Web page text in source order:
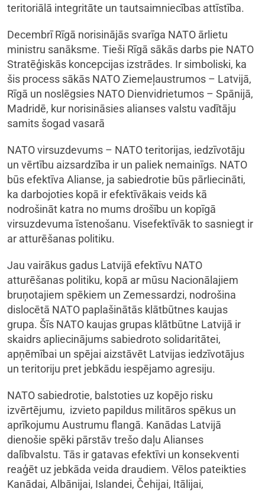
teritoriālā integritāte un tautsaimniecības attīstība.
Decembrī Rīgā norisinājās svarīga NATO ārlietu
ministru sanāksme. Tieši Rīgā sākās darbs pie NATO
Stratēģiskās koncepcijas izstrādes. Ir simboliski, ka
šis process sākās NATO Ziemeļaustrumos – Latvijā,
Rīgā un noslēgsies NATO Dienvidrietumos – Spānijā,
Madridē, kur norisināsies alianses valstu vadītāju
samits šogad vasarā
NATO virsuzdevums – NATO teritorijas, iedzīvotāju
un vērtību aizsardzība ir un paliek nemainīgs. NATO
būs efektīva Alianse, ja sabiedrotie būs pārliecināti,
ka darbojoties kopā ir efektīvākais veids kā
nodrošināt katra no mums drošību un kopīgā
virsuzdevuma īstenošanu. Visefektīvāk to sasniegt ir
ar atturēšanas politiku.
Jau vairākus gadus Latvijā efektīvu NATO
atturēšanas politiku, kopā ar mūsu Nacionālajiem
bruņotajiem spēkiem un Zemessardzi, nodrošina
dislocētā NATO paplašinātās klātbūtnes kaujas
grupa. Šīs NATO kaujas grupas klātbūtne Latvijā ir
skaidrs apliecinājums sabiedroto solidaritātei,
apņēmībai un spējai aizstāvēt Latvijas iedzīvotājus
un teritoriju pret jebkādu iespējamo agresiju.
NATO sabiedrotie, balstoties uz kopējo risku
izvērtējumu, izvieto papildus militāros spēkus un
aprīkojumu Austrumu flangā. Kanādas Latvijā
dienošie spēki pārstāv trešo daļu Alianses
dalībvalstu. Tās ir gatavas efektīvi un konsekventi
reaģēt uz jebkāda veida draudiem. Vēlos pateikties
Kanādai, Albānijai, Islandei, Čehijai, Itālijai,